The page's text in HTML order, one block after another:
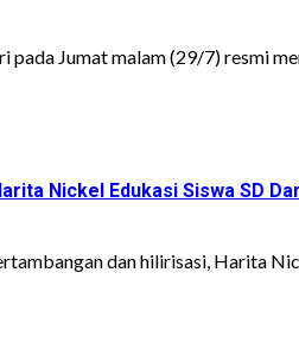
Jumat malam (29/7) resmi
Nickel Edukasi Siswa SD
dan hilirisasi, Harita